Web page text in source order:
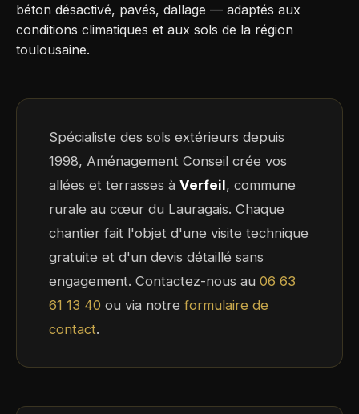
béton désactivé, pavés, dallage — adaptés aux
conditions climatiques et aux sols de la région
toulousaine.
Spécialiste des sols extérieurs depuis
1998, Aménagement Conseil crée vos
allées et terrasses à Verfeil, commune
rurale au cœur du Lauragais. Chaque
chantier fait l'objet d'une visite technique
gratuite et d'un devis détaillé sans
engagement. Contactez-nous au 06 63
61 13 40 ou via notreformulaire de
contact.